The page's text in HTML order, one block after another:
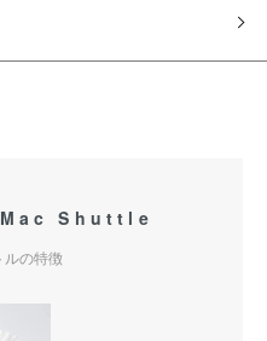
Shuttle
ルの特徴